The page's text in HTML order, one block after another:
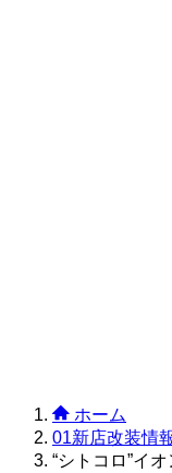
ホーム
01新店改装情
“シトコロ”イ